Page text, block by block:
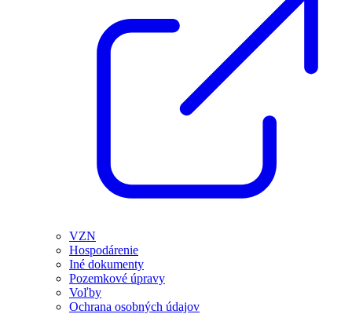
VZN
Hospodárenie
Iné dokumenty
Pozemkové úpravy
Voľby
Ochrana osobných údajov